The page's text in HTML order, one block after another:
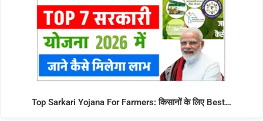
Top Sarkari Yojana For Farmers: किसानों के लिए Best…